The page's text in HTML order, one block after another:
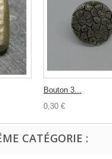
Bouton 3...
0,30 €
CATÉGORIE :